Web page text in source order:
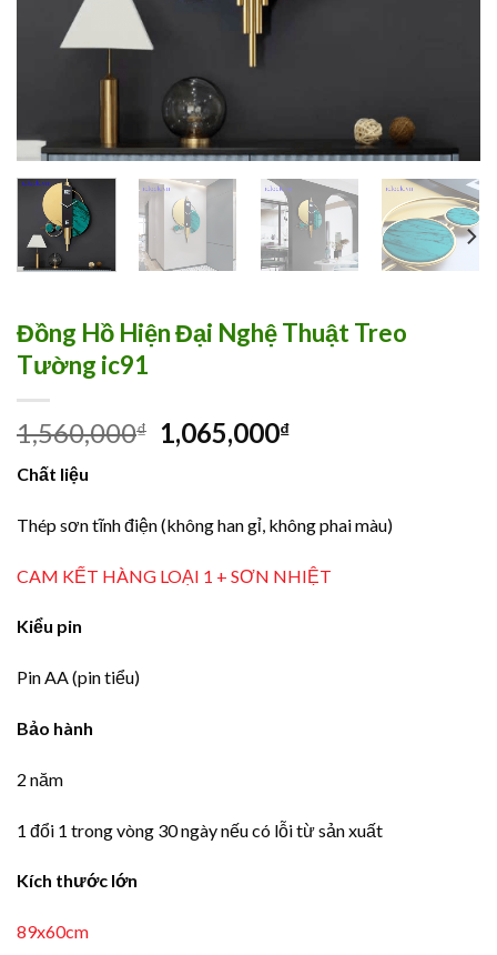
Đồng Hồ Hiện Đại Nghệ Thuật Treo
Tường ic91
1,560,000₫ 1,065,000₫
Chất liệu
Thép sơn tĩnh điện (không han gỉ, không phai màu)
CAM KẾT HÀNG LOẠI 1 + SƠN NHIỆT
Kiểu pin
Pin AA (pin tiểu)
Bảo hành
2 năm
1 đổi 1 trong vòng 30 ngày nếu có lỗi từ sản xuất
Kích thước lớn
89x60cm